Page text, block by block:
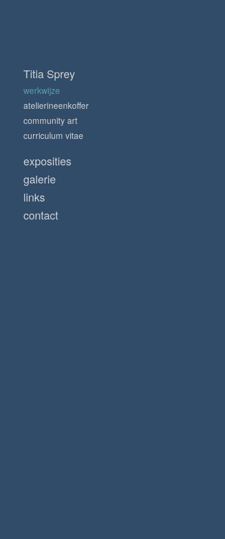
Titia Sprey
werkwijze
atelierineenkoffer
community art
curriculum vitae
exposities
galerie
links
contact